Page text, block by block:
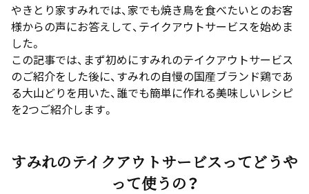
やきとり家すみれでは、家でも焼き鳥を食べたいとのお客
様からの声にお答えして、テイクアウトサービスを始めま
した。
この記事では、まず初めにすみれのテイクアウトサービス
のご紹介をした後に、すみれの自慢の国産ブランド鶏であ
る大山どりを用いた、誰でも簡単に作れる美味しいレシピ
を2つご紹介します。
すみれのテイクアウトサービスってどうや
って使うの？